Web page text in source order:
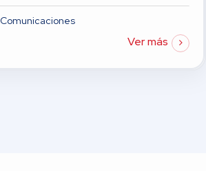
Comunicaciones
Ver más